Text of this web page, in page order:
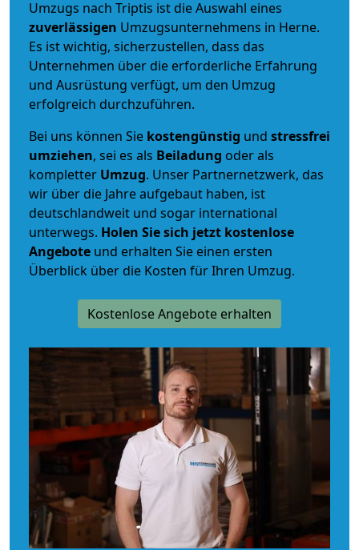
Umzugs nach Triptis ist die Auswahl eines
zuverlässigen Umzugsunternehmens in Herne.
Es ist wichtig, sicherzustellen, dass das
Unternehmen über die erforderliche Erfahrung
und Ausrüstung verfügt, um den Umzug
erfolgreich durchzuführen.
Bei uns können Sie kostengünstig und stressfrei
umziehen, sei es als Beiladung oder als
kompletter Umzug. Unser Partnernetzwerk, das
wir über die Jahre aufgebaut haben, ist
deutschlandweit und sogar international
unterwegs. Holen Sie sich jetzt kostenlose
Angebote und erhalten Sie einen ersten
Überblick über die Kosten für Ihren Umzug.
Kostenlose Angebote erhalten